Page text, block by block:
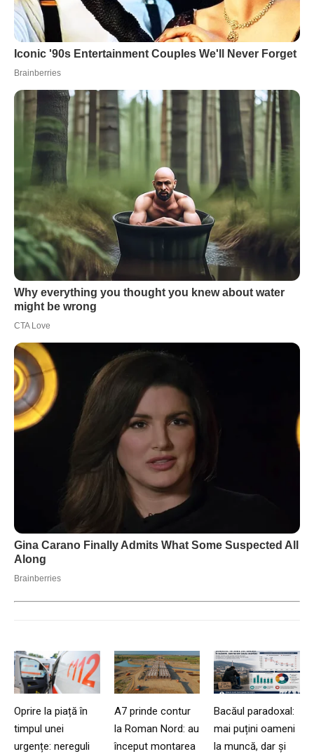
Oprire la piață în
timpul unei
urgențe: nereguli
A7 prinde contur
la Roman Nord: au
început montarea
Bacăul paradoxal:
mai puțini oameni
la muncă, dar și